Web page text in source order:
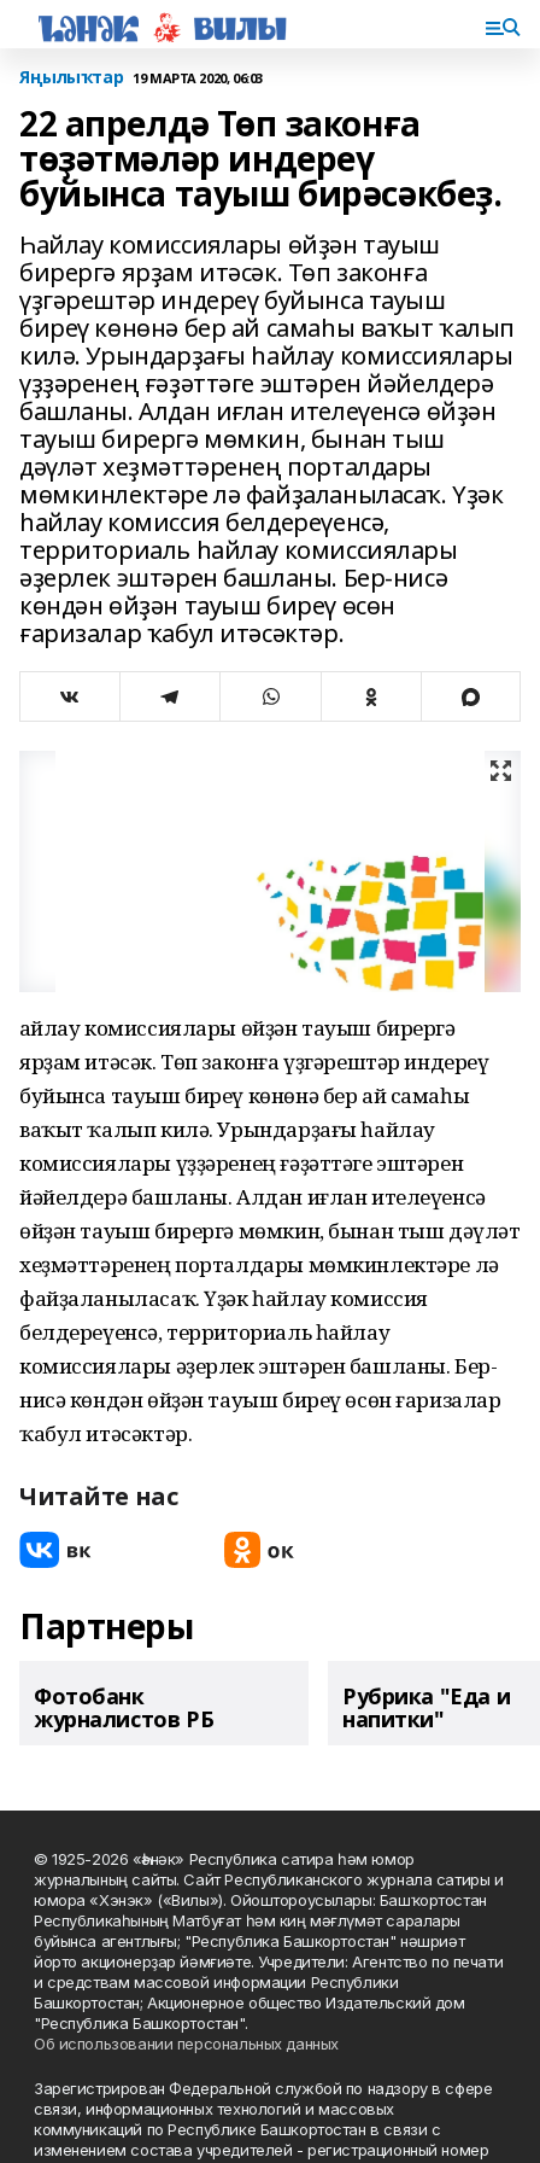
Яңылыҡтар 19 МАРТА 2020, 06:03
22 апрелдә Төп законға
төҙәтмәләр индереү
буйынса тауыш бирәсәкбеҙ.
Һайлау комиссиялары өйҙән тауыш
бирергә ярҙам итәсәк. Төп законға
үҙгәрештәр индереү буйынса тауыш
биреү көнөнә бер ай самаһы ваҡыт ҡалып
килә. Урындарҙағы һайлау комиссиялары
үҙҙәренең ғәҙәттәге эштәрен йәйелдерә
башланы. Алдан иғлан ителеүенсә өйҙән
тауыш бирергә мөмкин, бынан тыш
дәүләт хеҙмәттәренең порталдары
мөмкинлектәре лә файҙаланыласаҡ. Үҙәк
һайлау комиссия белдереүенсә,
территориаль һайлау комиссиялары
әҙерлек эштәрен башланы. Бер-нисә
көндән өйҙән тауыш биреү өсөн
ғаризалар ҡабул итәсәктәр.
Һайлау комиссиялары өйҙән тауыш бирергә
ярҙам итәсәк. Төп законға үҙгәрештәр индереү
буйынса тауыш биреү көнөнә бер ай самаһы
ваҡыт ҡалып килә. Урындарҙағы һайлау
комиссиялары үҙҙәренең ғәҙәттәге эштәрен
йәйелдерә башланы. Алдан иғлан ителеүенсә
өйҙән тауыш бирергә мөмкин, бынан тыш дәүләт
хеҙмәттәренең порталдары мөмкинлектәре лә
файҙаланыласаҡ. Үҙәк һайлау комиссия
белдереүенсә, территориаль һайлау
комиссиялары әҙерлек эштәрен башланы. Бер-
нисә көндән өйҙән тауыш биреү өсөн ғаризалар
ҡабул итәсәктәр.
Читайте нас
Партнеры
Фотобанк
журналистов РБ
Рубрика "Еда и
напитки"
© 1925-2026 «Һәнәк» Республика сатира һәм юмор
журналының сайты. Сайт Республиканского журнала сатиры и
юмора «Хэнэк» («Вилы»). Ойоштороусылары: Башҡортостан
Республикаһының Матбуғат һәм киң мәғлүмәт саралары
буйынса агентлығы; "Республика Башкортостан" нәшриәт
йорто акционерҙар йәмғиәте. Учредители: Агентство по печати
и средствам массовой информации Республики
Башкортостан; Акционерное общество Издательский дом
"Республика Башкортостан".
Об использовании персональных данных
Зарегистрирован Федеральной службой по надзору в сфере
связи, информационных технологий и массовых
коммуникаций по Республике Башкортостан в связи с
изменением состава учредителей - регистрационный номер